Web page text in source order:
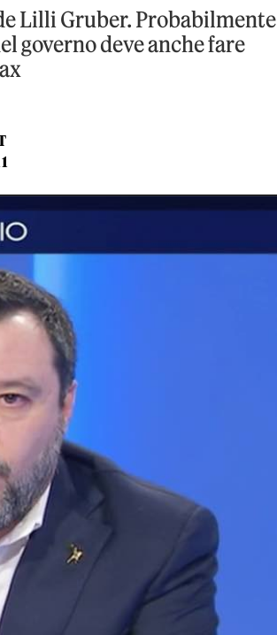
Lilli Gruber. Probabilmente
governo deve anche fare